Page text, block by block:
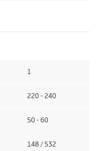
1
220 - 240
50 - 60
148 / 532